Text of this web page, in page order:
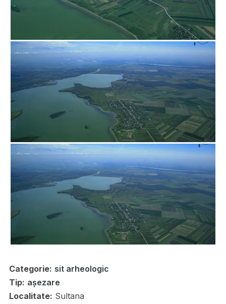
Categorie: sit arheologic
Tip: așezare
Localitate: Sultana